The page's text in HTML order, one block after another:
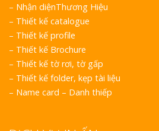
– Nhận diệnThương Hiệu
– Thiết kế catalogue
– Thiết kế profile
– Thiết kế Brochure
– Thiết kế tờ rơi, tờ gấp
– Thiết kế folder, kẹp tài liệu
– Name card – Danh thiếp